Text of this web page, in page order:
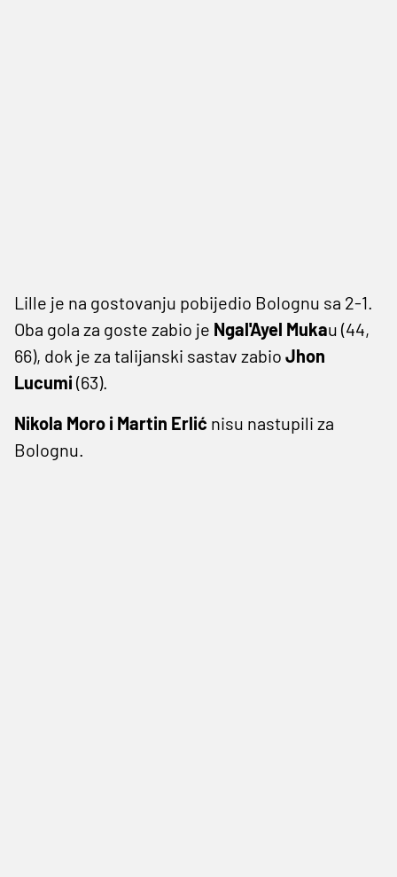
Lille je na gostovanju pobijedio Bolognu sa 2-1.
Oba gola za goste zabio je Ngal'Ayel Mukau (44,
66), dok je za talijanski sastav zabio Jhon
Lucumi (63).
Nikola Moro i Martin Erlić nisu nastupili za
Bolognu.